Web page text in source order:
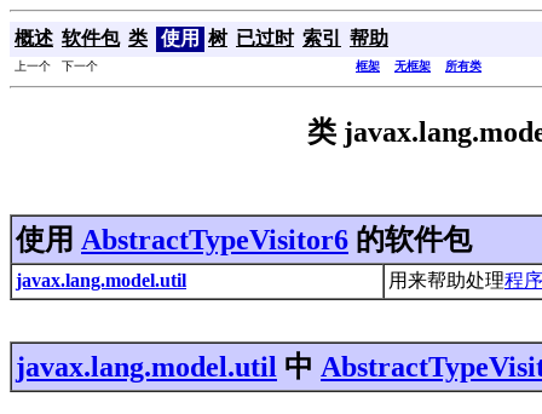
概述 软件包 类 使用 树 已过时 索引 帮助
上一个 下一个 框架 无框架 所有类
类
使用 AbstractTypeVisitor6 的软件包
javax.lang.model.util 用来帮助处理程
javax.lang.model.util 中